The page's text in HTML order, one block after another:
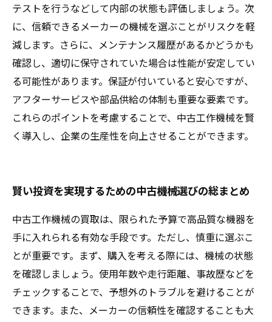
テストを行うなどして内部の状態も評価しましょう。次
に、信頼できるメーカーの機械を選ぶことがリスクを軽
減します。さらに、メンテナンス履歴があるかどうかも
確認し、適切に保守されていた場合は性能が安定してい
る可能性があります。保証が付いていると安心ですが、
アフターサービスや部品供給の体制も重要な要素です。
これらのポイントを考慮することで、中古工作機械を賢
く導入し、企業の生産性を向上させることができます。
賢い投資を実現するための中古機械選びの総まとめ
中古工作機械の買取は、限られた予算で高品質な機器を
手に入れられる有効な手段です。ただし、慎重に選ぶこ
とが重要です。まず、購入を考える際には、機械の状態
を確認しましょう。使用年数や走行距離、事故歴などを
チェックすることで、予想外のトラブルを避けることが
できます。また、メーカーの信頼性を確認することも大